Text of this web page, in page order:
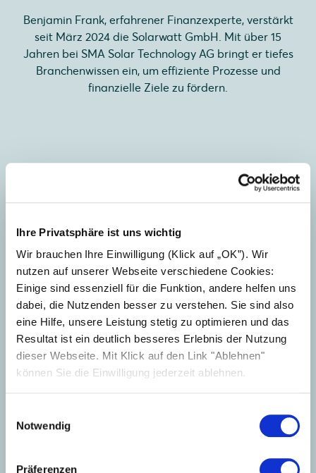
Ihre Privatsphäre ist uns wichtig
Wir brauchen Ihre Einwilligung (Klick auf „OK”). Wir
nutzen auf unserer Webseite verschiedene Cookies:
Einige sind essenziell für die Funktion, andere helfen uns
dabei, die Nutzenden besser zu verstehen. Sie sind also
eine Hilfe, unsere Leistung stetig zu optimieren und das
Resultat ist ein deutlich besseres Erlebnis der Nutzung
dieser Webseite. Mit Klick auf den Link "Ablehnen"
können Sie die Einwilligung jederzeit ablehnen.
Notwendig
Präferenzen
Benjamin Frank, erfahrener Finanzexperte, verstärkt
seit März 2024 die Solarwatt GmbH. Mit über 15
Jahren bei SMA Solar Technology AG bringt er tiefes
Branchenwissen ein, um effiziente Prozesse und
finanzielle Ziele zu fördern.